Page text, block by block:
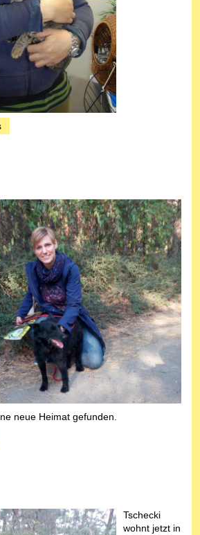
neue Heimat gefunden.
Tschecki
wohnt jetzt in